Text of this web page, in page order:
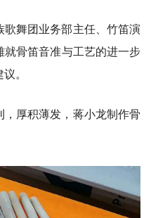
歌舞团业务部主任、竹笛演
骨笛音准与工艺的进一步
。
厚积薄发，蒋小龙制作骨